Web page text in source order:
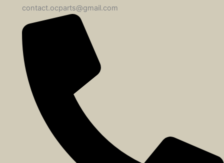
contact.ocparts@gmail.com